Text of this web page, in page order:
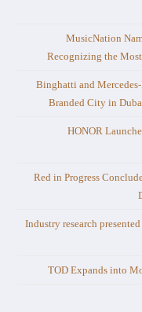
MusicNation
Recognizing the
Binghatti and
Branded City in
HONOR
Red in Progress
Industry research
TOD Expands into